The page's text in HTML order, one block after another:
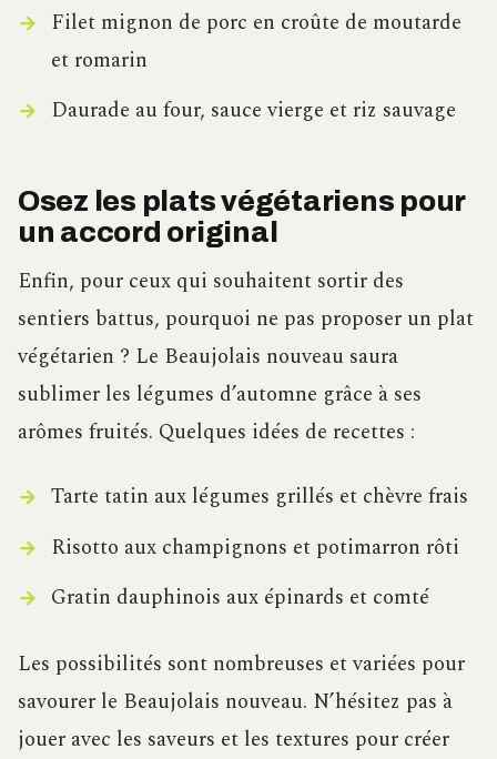
Filet mignon de porc en croûte de moutarde
et romarin
Daurade au four, sauce vierge et riz sauvage
Osez les plats végétariens pour
un accord original
Enfin, pour ceux qui souhaitent sortir des
sentiers battus, pourquoi ne pas proposer un plat
végétarien ? Le Beaujolais nouveau saura
sublimer les légumes d’automne grâce à ses
arômes fruités. Quelques idées de recettes :
Tarte tatin aux légumes grillés et chèvre frais
Risotto aux champignons et potimarron rôti
Gratin dauphinois aux épinards et comté
Les possibilités sont nombreuses et variées pour
savourer le Beaujolais nouveau. N’hésitez pas à
jouer avec les saveurs et les textures pour créer